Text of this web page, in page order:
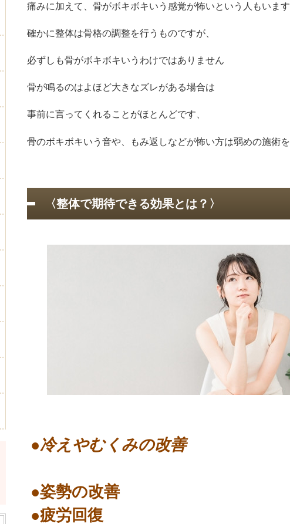
痛みに加えて、骨がボキボキいう感覚が怖いという人もいま
確かに整体は骨格の調整を行うものですが、
必ずしも骨がボキボキいうわけではありません
骨が鳴るのはよほど大きなズレがある場合は
事前に言ってくれることがほとんどです、
骨のボキボキいう音や、もみ返しなどが怖い方は弱めの施術
〈整体で期待できる効果とは？〉
●冷えやむくみの改善
●姿勢の改善
●疲労回復